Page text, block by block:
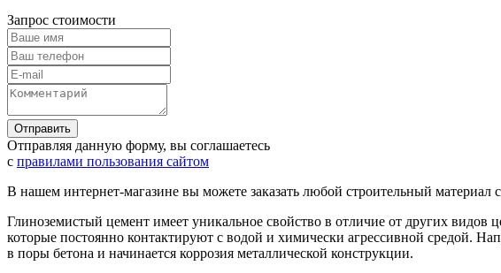
Запрос стоимости
Отправляя данную форму, вы соглашаетесь
с правилами пользования сайтом
В нашем интернет-магазине вы можете заказать любой строительный
Глиноземистый цемент имеет уникальное свойство в отличие от других видов
которые постоянно контактируют с водой и химически агрессивной средой.
в поры бетона и начинается коррозия металлической конструкции.